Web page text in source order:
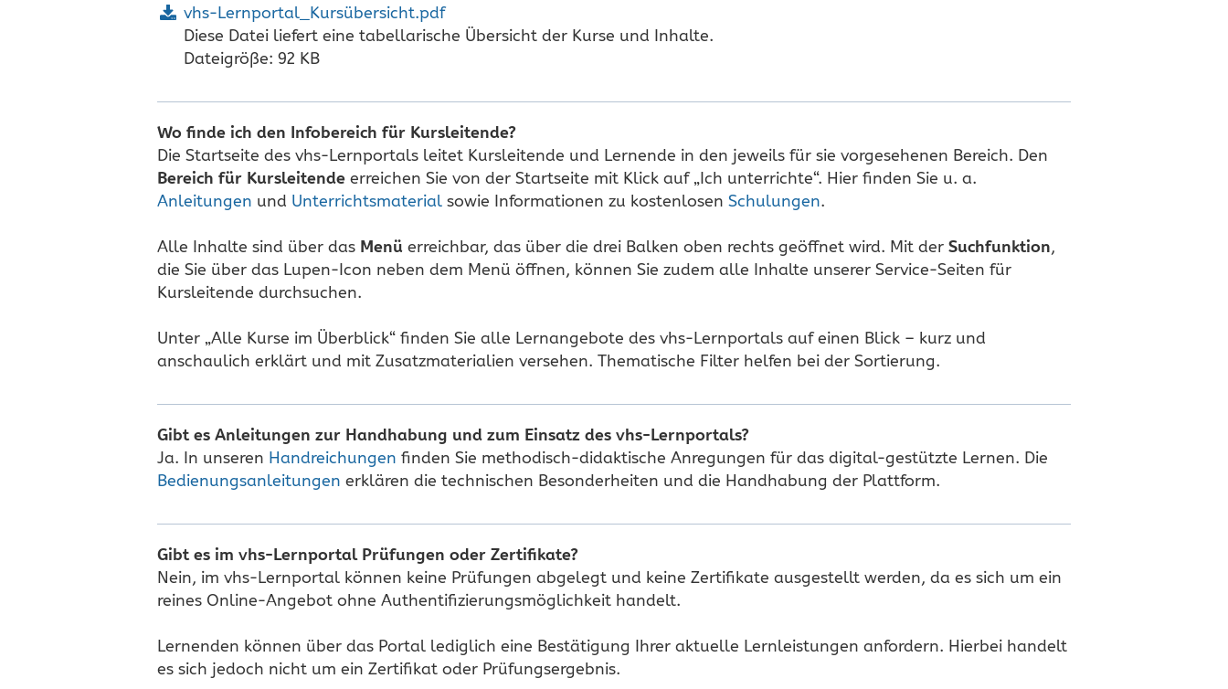
vhs-Lernportal_Kursübersicht.pdf
Diese Datei liefert eine tabellarische Übersicht der Kurse und Inhalte.
Dateigröße: 92 KB
Wo finde ich den Infobereich für Kursleitende?
Die Startseite des vhs-Lernportals leitet Kursleitende und Lernende in den jeweils für sie vorgesehenen Bereich. Den
Bereich für Kursleitende erreichen Sie von der Startseite mit Klick auf „Ich unterrichte“. Hier finden Sie u. a.
Anleitungen und Unterrichtsmaterial sowie Informationen zu kostenlosen Schulungen.
Alle Inhalte sind über das Menü erreichbar, das über die drei Balken oben rechts geöffnet wird. Mit der Suchfunktion,
die Sie über das Lupen-Icon neben dem Menü öffnen, können Sie zudem alle Inhalte unserer Service-Seiten für
Kursleitende durchsuchen.
Unter „Alle Kurse im Überblick“ finden Sie alle Lernangebote des vhs-Lernportals auf einen Blick – kurz und
anschaulich erklärt und mit Zusatzmaterialien versehen. Thematische Filter helfen bei der Sortierung.
Gibt es Anleitungen zur Handhabung und zum Einsatz des vhs-Lernportals?
Ja. In unseren Handreichungen finden Sie methodisch-didaktische Anregungen für das digital-gestützte Lernen. Die
Bedienungsanleitungen erklären die technischen Besonderheiten und die Handhabung der Plattform.
Gibt es im vhs-Lernportal Prüfungen oder Zertifikate?
Nein, im vhs-Lernportal können keine Prüfungen abgelegt und keine Zertifikate ausgestellt werden, da es sich um ein
reines Online-Angebot ohne Authentifizierungsmöglichkeit handelt.
Lernenden können über das Portal lediglich eine Bestätigung Ihrer aktuelle Lernleistungen anfordern. Hierbei handelt
es sich jedoch nicht um ein Zertifikat oder Prüfungsergebnis.